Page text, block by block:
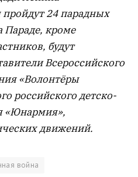
24 парадных
Параде, кроме
будут
Всероссийского
«Волонтёры
российского детско-
«Юнармия»,
движений.
война